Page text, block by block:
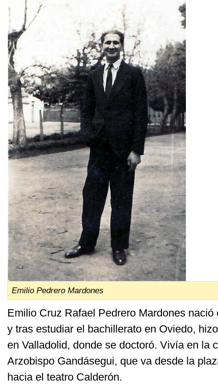
Emilio Pedrero Mardones
Emilio Cruz Rafael Pedrero Mardones nació
y tras estudiar el bachillerato en Oviedo,
en Valladolid, donde se doctoró. Vivía en la
Arzobispo Gandásegui, que va desde la
hacia el teatro Calderón.